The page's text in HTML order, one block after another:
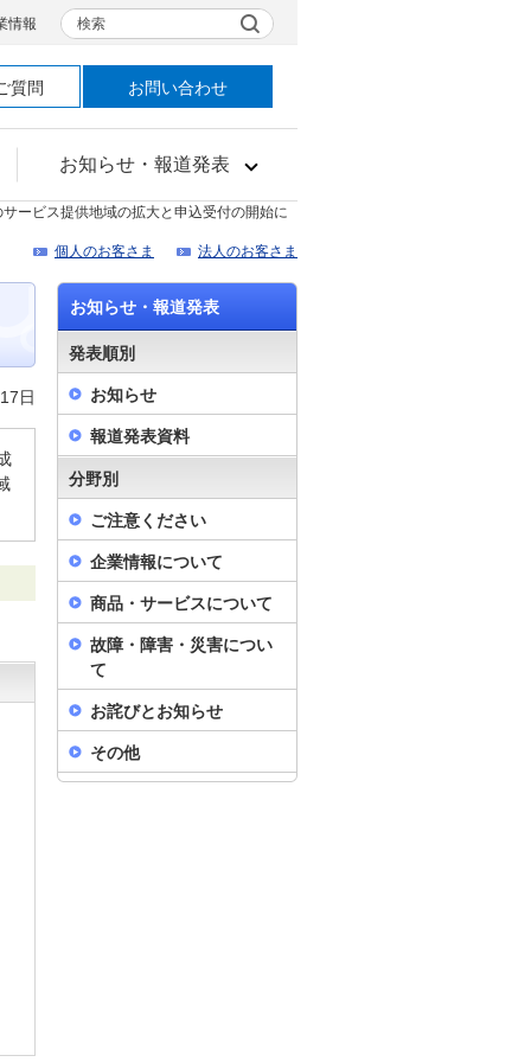
お知らせ・報道発表
情報 検索
質問 お問い合わせ
ービス提供地域の拡大と申込受付の開始に
個人のお客さま 法人のお客さま
日
お知らせ・報道発表
発表順別
お知らせ
報道発表資料
分野別
ご注意ください
企業情報について
商品・サービスについて
故障・障害・災害につい
て
お詫びとお知らせ
その他